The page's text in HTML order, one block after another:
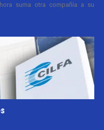
suma otra compañía a su